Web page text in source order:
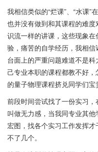
我相信类似的“烂课”、“水课
也并没有做到和其课程的难
识流一样的讲课，这些现象
验，痛苦的自学经历，我相
台面上的严重问题难道不是
己专业本职的课程都教不好
的量子物理课程挤兑同学们宝
前段时间尝试找了一份实习
叫做无力感，当我同专业其
宏图，找各个实习工作发挥
不了几个。